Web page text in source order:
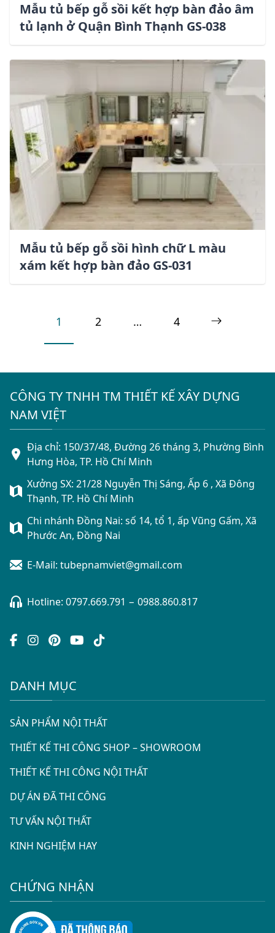
Mẫu tủ bếp gỗ sồi kết hợp bàn đảo âm
tủ lạnh ở Quận Bình Thạnh GS-038
Mẫu tủ bếp gỗ sồi hình chữ L màu
xám kết hợp bàn đảo GS-031
pagination
Page
1 Page
2 … Page
4
Next
CÔNG TY TNHH TM THIẾT KẾ XÂY DỰNG
NAM VIỆT
Địa chỉ: 150/37/48, Đường 26 tháng 3, Phường Bình
Hưng Hòa, TP. Hồ Chí Minh
Xưởng SX: 21/28 Nguyễn Thị Sáng, Ấp 6 , Xã Đông
Thạnh, TP. Hồ Chí Minh
Chi nhánh Đồng Nai: số 14, tổ 1, ấp Vũng Gấm, Xã
Phước An, Đồng Nai
E-Mail: tubepnamviet@gmail.com
Hotline: 0797.669.791 − 0988.860.817
DANH MỤC
SẢN PHẨM NỘI THẤT
THIẾT KẾ THI CÔNG SHOP – SHOWROOM
THIẾT KẾ THI CÔNG NỘI THẤT
DỰ ÁN ĐÃ THI CÔNG
TƯ VẤN NỘI THẤT
KINH NGHIỆM HAY
CHỨNG NHẬN